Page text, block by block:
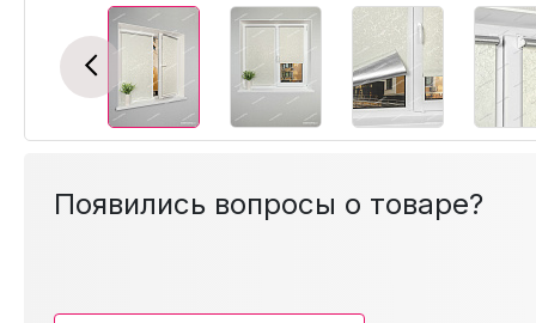
Previous
Появились вопросы о товаре?